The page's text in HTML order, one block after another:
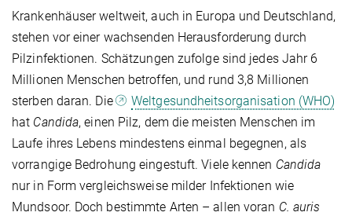
Krankenhäuser weltweit, auch in Europa und Deutschland,
stehen vor einer wachsenden Herausforderung durch
Pilzinfektionen. Schätzungen zufolge sind jedes Jahr 6
Millionen Menschen betroffen, und rund 3,8 Millionen
sterben daran. Die
Weltgesundheitsorganisation (WHO)
hat Candida, einen Pilz, dem die meisten Menschen im
Laufe ihres Lebens mindestens einmal begegnen, als
vorrangige Bedrohung eingestuft. Viele kennen Candida
nur in Form vergleichsweise milder Infektionen wie
Mundsoor. Doch bestimmte Arten – allen voran C. auris